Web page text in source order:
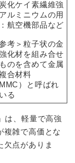
炭化ケイ素繊維強
ルミニウムの用
航空機部品など
考＞粒子状の金
化材を組み合せ
のを含めて金属
合材料
MMC）と呼ばれ
る
は、軽量で高強
複雑で高価とな
欠点がありま